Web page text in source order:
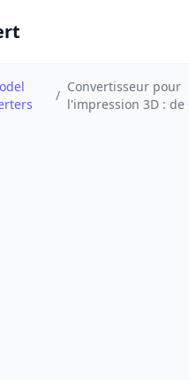
/
Convertisseur pour
l'impression 3D : de